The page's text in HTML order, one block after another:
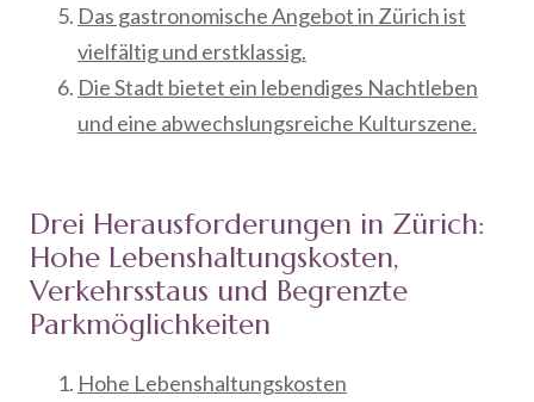
Das gastronomische Angebot in Zürich ist
vielfältig und erstklassig.
Die Stadt bietet ein lebendiges Nachtleben
und eine abwechslungsreiche Kulturszene.
Drei Herausforderungen in Zürich:
Hohe Lebenshaltungskosten,
Verkehrsstaus und Begrenzte
Parkmöglichkeiten
Hohe Lebenshaltungskosten